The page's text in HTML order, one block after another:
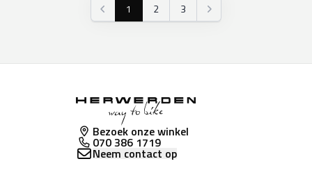
Vorige1 2 3 Volgende
Bezoek onze winkel
070 386 1719
Neem contact op